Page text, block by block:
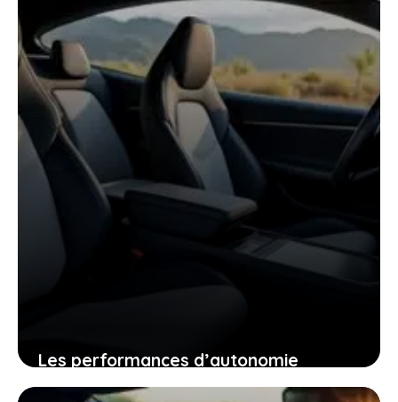
presque invendables sur le marché de
l’occasion
26 janvier 2026
Les performances d’autonomie
autoroutière du tesla model y qui vont